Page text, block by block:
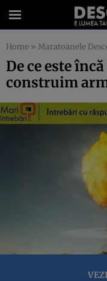
Home » Maratoanele
De ce este
construim